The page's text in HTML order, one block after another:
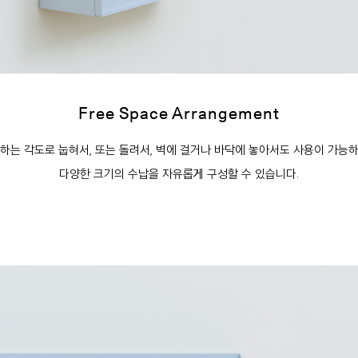
Free Space Arrangement
는 각도로 눕혀서, 또는 돌려서, 벽에 걸거나 바닥에 놓아서도 사용이 가능
다양한 크기의 수납을 자유롭게 구성할 수 있습니다.